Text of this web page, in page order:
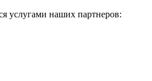
услугами наших партнеров: